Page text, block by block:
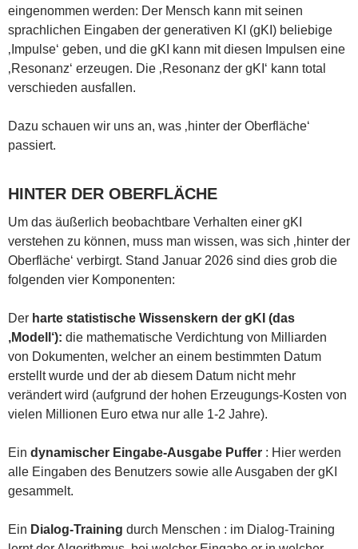
eingenommen werden: Der Mensch kann mit seinen
sprachlichen Eingaben der generativen KI (gKI) beliebige
‚Impulse‘ geben, und die gKI kann mit diesen Impulsen eine
‚Resonanz‘ erzeugen. Die ‚Resonanz der gKI‘ kann total
verschieden ausfallen.
Dazu schauen wir uns an, was ‚hinter der Oberfläche‘
passiert.
HINTER DER OBERFLÄCHE
Um das äußerlich beobachtbare Verhalten einer gKI
verstehen zu können, muss man wissen, was sich ‚hinter der
Oberfläche‘ verbirgt. Stand Januar 2026 sind dies grob die
folgenden vier Komponenten:
Der harte statistische Wissenskern der gKI (das
‚Modell‘): die mathematische Verdichtung von Milliarden
von Dokumenten, welcher an einem bestimmten Datum
erstellt wurde und der ab diesem Datum nicht mehr
verändert wird (aufgrund der hohen Erzeugungs-Kosten von
vielen Millionen Euro etwa nur alle 1-2 Jahre).
Ein dynamischer Eingabe-Ausgabe Puffer : Hier werden
alle Eingaben des Benutzers sowie alle Ausgaben der gKI
gesammelt.
Ein Dialog-Training durch Menschen : im Dialog-Training